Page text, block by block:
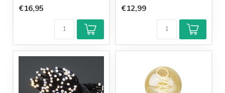
€16,95 €12,99